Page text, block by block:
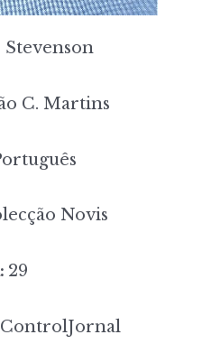
Stevenson
C. Martins
Novis
29